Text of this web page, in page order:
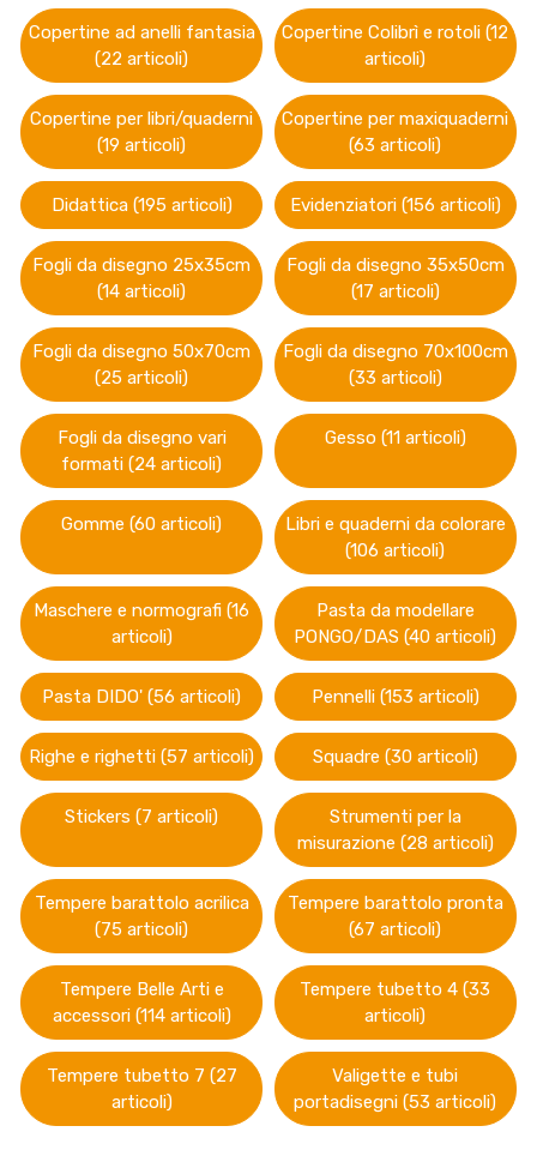
Copertine ad anelli fantasia
(22 articoli)
Copertine Colibrì e rotoli (12
articoli)
Copertine per libri/quaderni
(19 articoli)
Copertine per maxiquaderni
(63 articoli)
Didattica (195 articoli) Evidenziatori (156 articoli)
Fogli da disegno 25x35cm
(14 articoli)
Fogli da disegno 35x50cm
(17 articoli)
Fogli da disegno 50x70cm
(25 articoli)
Fogli da disegno 70x100cm
(33 articoli)
Fogli da disegno vari
formati (24 articoli)
Gesso (11 articoli)
Gomme (60 articoli)
Libri e quaderni da colorare
(106 articoli)
Maschere e normografi (16
articoli)
Pasta da modellare
PONGO/DAS (40 articoli)
Pasta DIDO' (56 articoli) Pennelli (153 articoli)
Righe e righetti (57 articoli) Squadre (30 articoli)
Stickers (7 articoli)
Strumenti per la
misurazione (28 articoli)
Tempere barattolo acrilica
(75 articoli)
Tempere barattolo pronta
(67 articoli)
Tempere Belle Arti e
accessori (114 articoli)
Tempere tubetto 4 (33
articoli)
Tempere tubetto 7 (27
articoli)
Valigette e tubi
portadisegni (53 articoli)